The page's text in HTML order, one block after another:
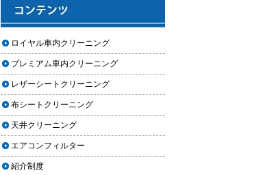
界線と失敗例
い原因とは？タバコ・ペット・カ
ビ別の正しい対処法
【2026年版】車内クリーニングは
どこまでやるべき？目的別おすす
め内容と費用目安
【2026年版】車内クリーニングの
料金相場はいくら？内容別・業者
別に徹底比較
リース
2024年ゴールデンウィーク期間中の
営業予定（埼玉本店・東京足立店・
秋田能代店）
2024.03.23
埼玉のFMラジオ・NACK5で取り上げ
ていただきました
2024.03.22
埼玉本店が東京方面からこれまで以
ロイヤル車内クリーニング
プレミアム車内クリーニング
レザーシートクリーニング
布シートクリーニング
天井クリーニング
エアコンフィルター
紹介制度